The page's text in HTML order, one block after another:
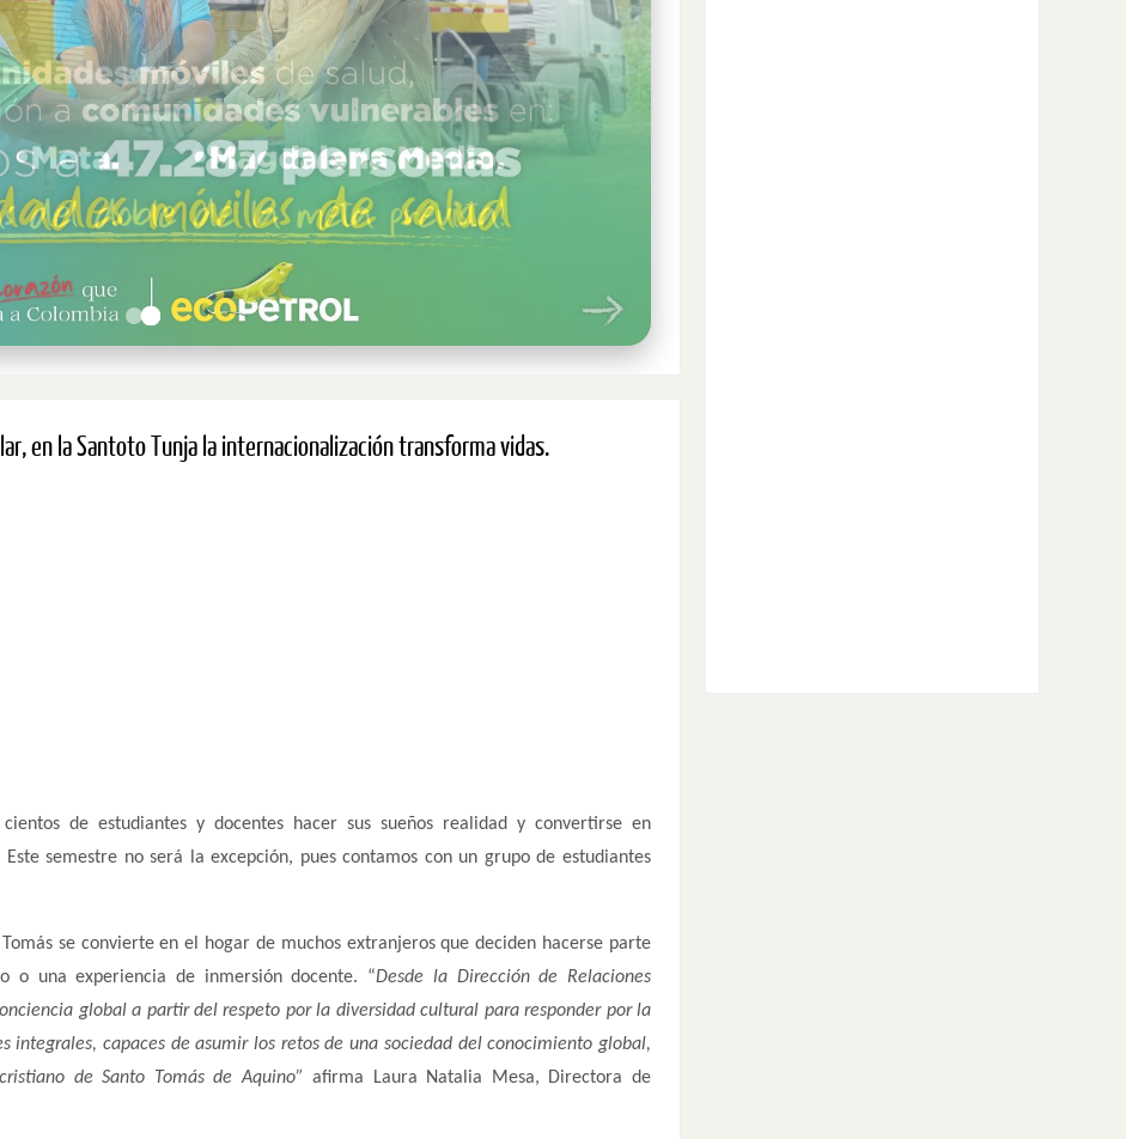
en la Santoto Tunja la internacionalización transforma vidas.
de estudiantes y docentes hacer sus sueños realidad y convertirse en
semestre no será la excepción, pues contamos con un grupo de estudiantes
se convierte en el hogar de muchos extranjeros que deciden hacerse parte
o una experiencia de inmersión docente. “Desde la Dirección de Relaciones
global a partir del respeto por la diversidad cultural para responder por la
integrales, capaces de asumir los retos de una sociedad del conocimiento global,
de Santo Tomás de Aquino”afirma Laura Natalia Mesa, Directora de